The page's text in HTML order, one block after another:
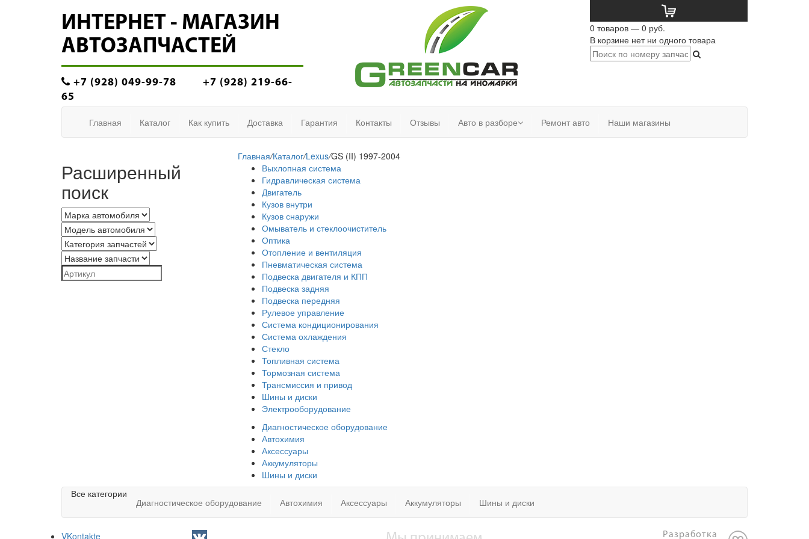
ИНТЕРНЕТ - МАГАЗИН
АВТОЗАПЧАСТЕЙ
+7 (928) 049-99-78
+7 (928) 219-66-
65
0 товаров — 0 руб.
В корзине нет ни одного товара
Главная Каталог Как купить Доставка Гарантия Контакты Отзывы Авто в разборе Ремонт авто Наши магазины
Расширенный
поиск
Главная/Каталог/Lexus/GS (II) 1997-2004
Выхлопная система
Гидравлическая система
Двигатель
Кузов внутри
Кузов снаружи
Омыватель и стеклоочиститель
Оптика
Отопление и вентиляция
Пневматическая система
Подвеска двигателя и КПП
Подвеска задняя
Подвеска передняя
Рулевое управление
Система кондиционирования
Система охлаждения
Стекло
Топливная система
Тормозная система
Трансмиссия и привод
Шины и диски
Электрооборудование
Диагностическое оборудование
Автохимия
Аксессуары
Аккумуляторы
Шины и диски
Все категории
Диагностическое оборудование Автохимия Аксессуары Аккумуляторы Шины и диски
VKontakte Разработка